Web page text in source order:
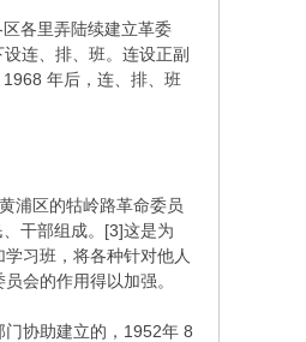
各里弄陆续建立革委
连、排、班。连设正副
年后，连、排、班
浦区的牯岭路革命委员
干部组成。[3]这是为
习班，将各种针对他人
会的作用得以加强。
协助建立的，1952年 8